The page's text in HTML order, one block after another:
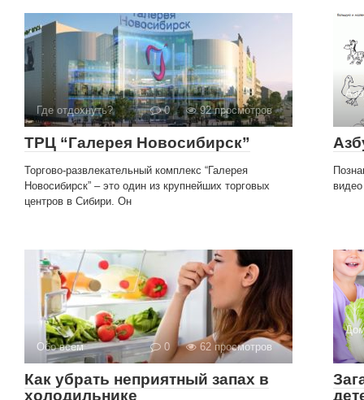
Где отдохнуть? 0 92 просмотров
ТРЦ “Галерея Новосибирск”
Торгово-развлекательный комплекс “Галерея
Новосибирск” – это один из крупнейших торговых
центров в Сибири. Он
Обо всем 0 62 просмотров
Как убрать неприятный запах в
холодильнике